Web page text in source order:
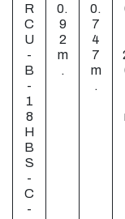
R
C
U
-
B
-
1
8
H
B
S
-
C
-
0.
9
2
m
.
0.
7
4
7
m
.